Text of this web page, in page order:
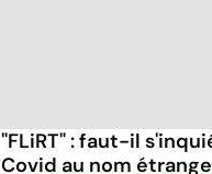
"FLiRT" : faut-il
Covid au nom